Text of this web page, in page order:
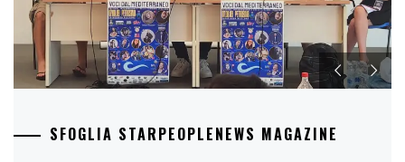
SFOGLIA STARPEOPLENEWS MAGAZINE